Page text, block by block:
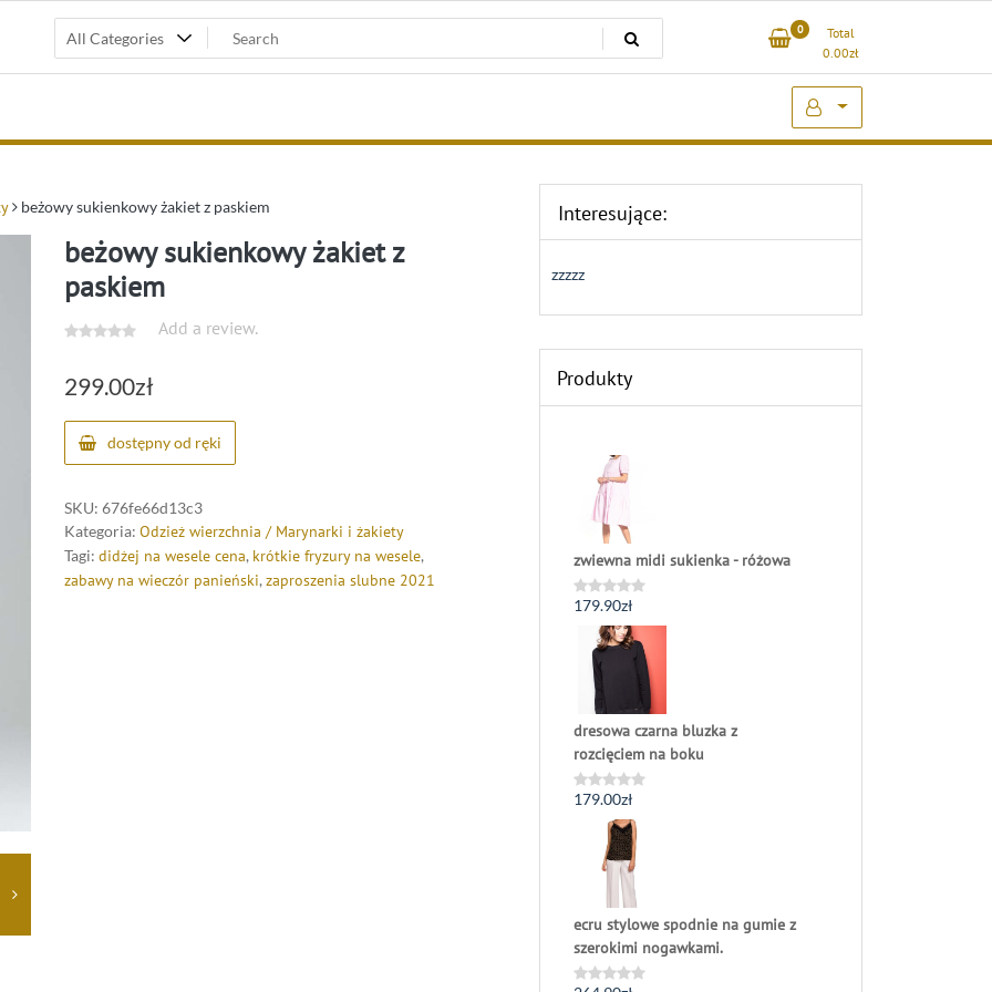
0
Total
0.00zł
beżowy sukienkowy żakiet z paskiem
beżowy sukienkowy żakiet z
paskiem
Add a review.
299.00zł
dostępny od ręki
SKU: 676fe66d13c3
Kategoria: Odzież wierzchnia / Marynarki i żakiety
Tagi: didżej na wesele cena, krótkie fryzury na wesele,
zabawy na wieczór panieński, zaproszenia slubne 2021
Interesujące:
zzzzz
Produkty
zwiewna midi sukienka - różowa
Oceniono
179.90zł
dresowa czarna bluzka z
rozcięciem na boku
Oceniono
179.00zł
ecru stylowe spodnie na gumie z
szerokimi nogawkami.